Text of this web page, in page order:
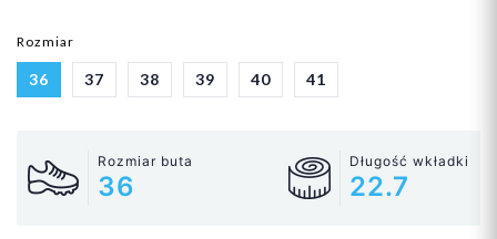
Rozmiar
36 37 38 39 40 41
Rozmiar buta
36
Długość wkładki
22.7